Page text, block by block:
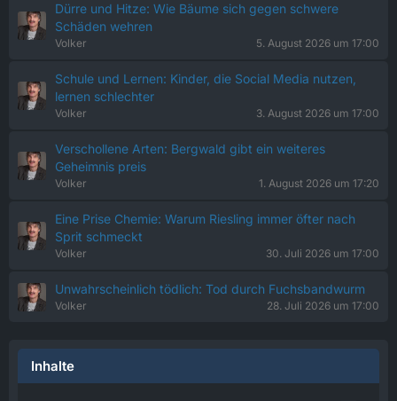
Dürre und Hitze: Wie Bäume sich gegen schwere
Schäden wehren
Volker 5. August 2026 um 17:00
Schule und Lernen: Kinder, die Social Media nutzen,
lernen schlechter
Volker 3. August 2026 um 17:00
Verschollene Arten: Bergwald gibt ein weiteres
Geheimnis preis
Volker 1. August 2026 um 17:20
Eine Prise Chemie: Warum Riesling immer öfter nach
Sprit schmeckt
Volker 30. Juli 2026 um 17:00
Unwahrscheinlich tödlich: Tod durch Fuchsbandwurm
Volker 28. Juli 2026 um 17:00
Inhalte